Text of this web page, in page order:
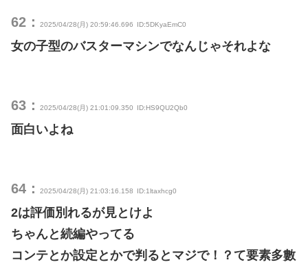
62： 2025/04/28(月) 20:59:46.696 ID:5DKyaEmC0
女の子型のバスターマシンでなんじゃそれよな
63： 2025/04/28(月) 21:01:09.350 ID:HS9QU2Qb0
面白いよね
64： 2025/04/28(月) 21:03:16.158 ID:1ltaxhcg0
2は評価別れるが見とけよ
ちゃんと続編やってる
コンテとか設定とかで判るとマジで！？て要素多數